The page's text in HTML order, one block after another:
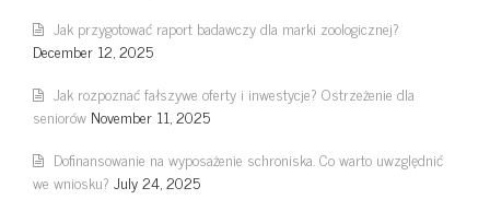
Jak przygotować raport badawczy dla marki zoologicznej?
December 12, 2025
Jak rozpoznać fałszywe oferty i inwestycje? Ostrzeżenie dla
seniorów November 11, 2025
Dofinansowanie na wyposażenie schroniska. Co warto uwzględnić
we wniosku? July 24, 2025